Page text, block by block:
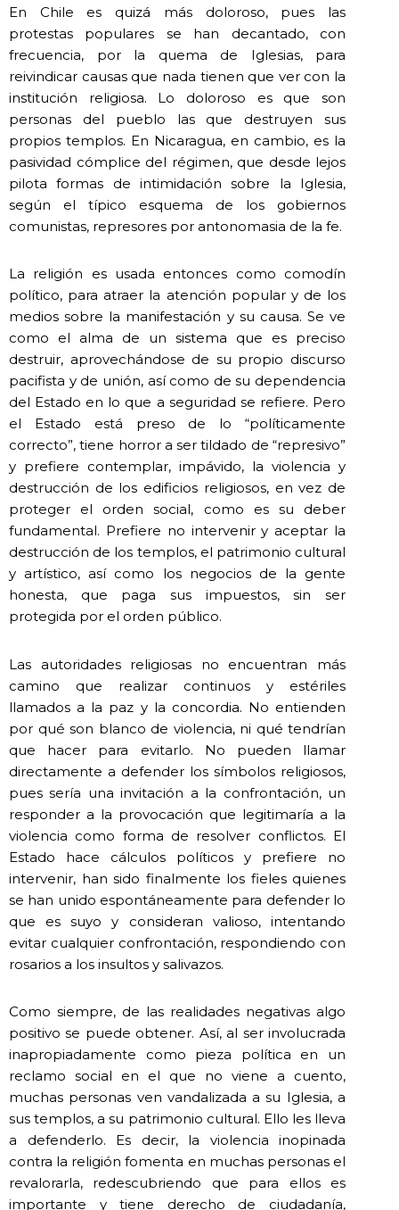
En Chile es quizá más doloroso, pues las
protestas populares se han decantado, con
frecuencia, por la quema de Iglesias, para
reivindicar causas que nada tienen que ver con la
institución religiosa. Lo doloroso es que son
personas del pueblo las que destruyen sus
propios templos. En Nicaragua, en cambio, es la
pasividad cómplice del régimen, que desde lejos
pilota formas de intimidación sobre la Iglesia,
según el típico esquema de los gobiernos
comunistas, represores por antonomasia de la fe.
La religión es usada entonces como comodín
político, para atraer la atención popular y de los
medios sobre la manifestación y su causa. Se ve
como el alma de un sistema que es preciso
destruir, aprovechándose de su propio discurso
pacifista y de unión, así como de su dependencia
del Estado en lo que a seguridad se refiere. Pero
el Estado está preso de lo “políticamente
correcto”, tiene horror a ser tildado de “represivo”
y prefiere contemplar, impávido, la violencia y
destrucción de los edificios religiosos, en vez de
proteger el orden social, como es su deber
fundamental. Prefiere no intervenir y aceptar la
destrucción de los templos, el patrimonio cultural
y artístico, así como los negocios de la gente
honesta, que paga sus impuestos, sin ser
protegida por el orden público.
Las autoridades religiosas no encuentran más
camino que realizar continuos y estériles
llamados a la paz y la concordia. No entienden
por qué son blanco de violencia, ni qué tendrían
que hacer para evitarlo. No pueden llamar
directamente a defender los símbolos religiosos,
pues sería una invitación a la confrontación, un
responder a la provocación que legitimaría a la
violencia como forma de resolver conflictos. El
Estado hace cálculos políticos y prefiere no
intervenir, han sido finalmente los fieles quienes
se han unido espontáneamente para defender lo
que es suyo y consideran valioso, intentando
evitar cualquier confrontación, respondiendo con
rosarios a los insultos y salivazos.
Como siempre, de las realidades negativas algo
positivo se puede obtener. Así, al ser involucrada
inapropiadamente como pieza política en un
reclamo social en el que no viene a cuento,
muchas personas ven vandalizada a su Iglesia, a
sus templos, a su patrimonio cultural. Ello les lleva
a defenderlo. Es decir, la violencia inopinada
contra la religión fomenta en muchas personas el
revalorarla, redescubriendo que para ellos es
importante y tiene derecho de ciudadanía,